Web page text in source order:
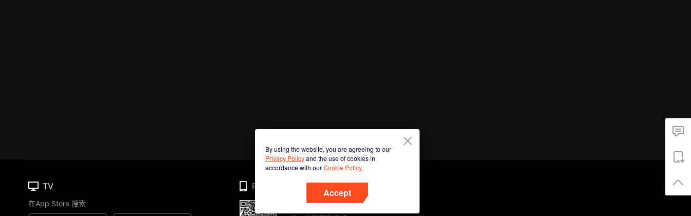
By using the website, you are agreeing to our
Privacy Policyand the use of cookies in
accordance with ourCookie Policy.
Accept
TV
在App Store 搜索
Phone